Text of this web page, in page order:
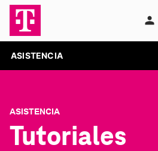
ASISTENCIA
ASISTENCIA
Tutoriales